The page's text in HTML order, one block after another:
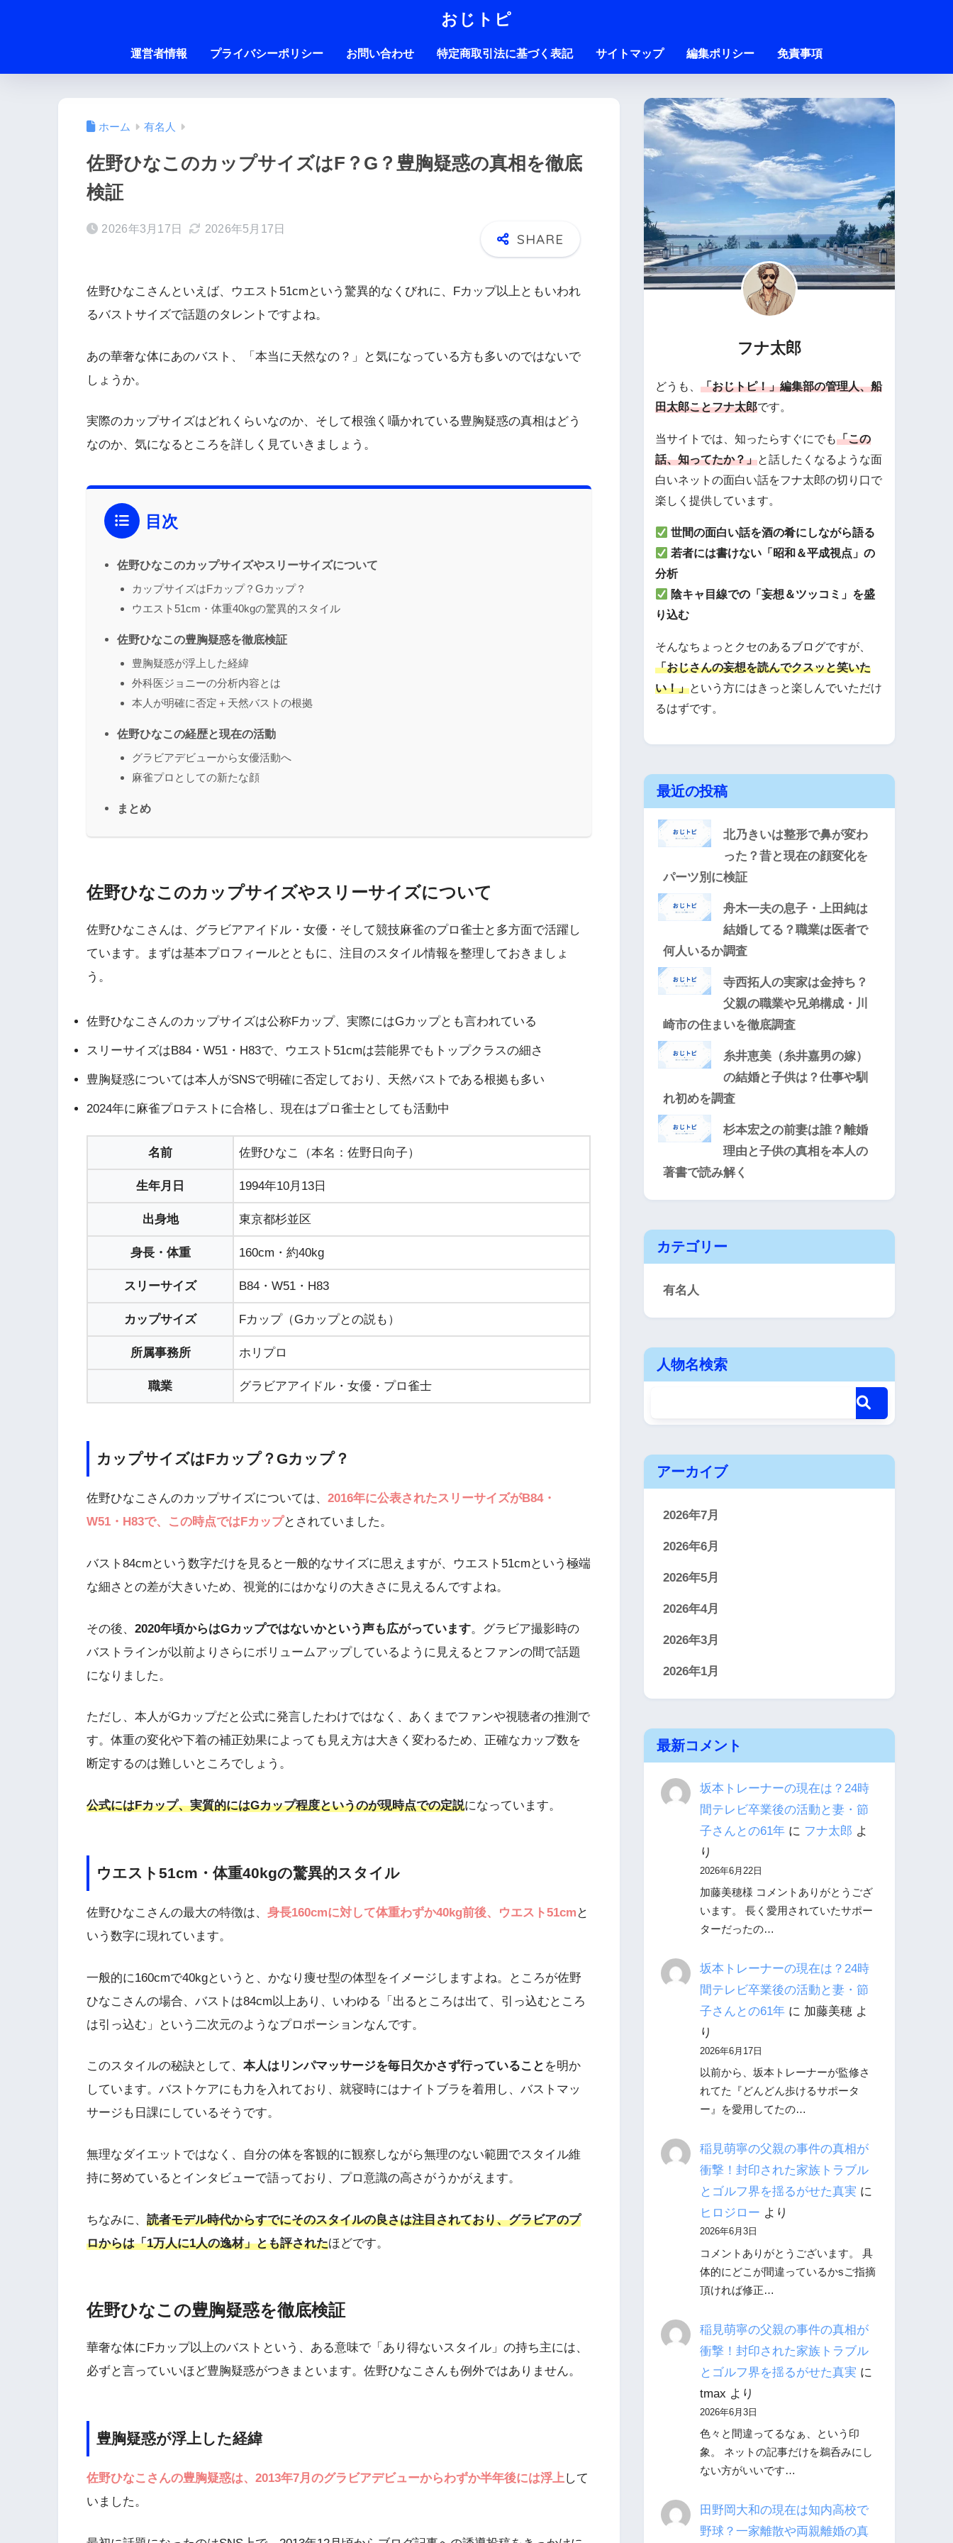
おじトピ
運営者情報 プライバシーポリシー お問い合わせ 特定商取引法に基づく表記 サイトマップ 編集ポリシー 免責事項
ホーム 有名人
佐野ひなこのカップサイズはF？G？豊胸疑惑の真相を徹底
検証
2026年3月17日 2026年5月17日
佐野ひなこさんといえば、ウエスト51cmという驚異的なくびれに、Fカップ以上ともいわれ
るバストサイズで話題のタレントですよね。
あの華奢な体にあのバスト、「本当に天然なの？」と気になっている方も多いのではないで
しょうか。
実際のカップサイズはどれくらいなのか、そして根強く囁かれている豊胸疑惑の真相はどう
なのか、気になるところを詳しく見ていきましょう。
目次
佐野ひなこのカップサイズやスリーサイズについて
カップサイズはFカップ？Gカップ？
ウエスト51cm・体重40kgの驚異的スタイル
佐野ひなこの豊胸疑惑を徹底検証
豊胸疑惑が浮上した経緯
外科医ジョニーの分析内容とは
本人が明確に否定＋天然バストの根拠
佐野ひなこの経歴と現在の活動
グラビアデビューから女優活動へ
麻雀プロとしての新たな顔
まとめ
佐野ひなこのカップサイズやスリーサイズについて
佐野ひなこさんは、グラビアアイドル・女優・そして競技麻雀のプロ雀士と多方面で活躍し
ています。まずは基本プロフィールとともに、注目のスタイル情報を整理しておきましょ
う。
佐野ひなこさんのカップサイズは公称Fカップ、実際にはGカップとも言われている
スリーサイズはB84・W51・H83で、ウエスト51cmは芸能界でもトップクラスの細さ
豊胸疑惑については本人がSNSで明確に否定しており、天然バストである根拠も多い
2024年に麻雀プロテストに合格し、現在はプロ雀士としても活動中
名前 佐野ひなこ（本名：佐野日向子）
生年月日 1994年10月13日
出身地 東京都杉並区
身長・体重 160cm・約40kg
スリーサイズ B84・W51・H83
カップサイズ Fカップ（Gカップとの説も）
所属事務所 ホリプロ
職業 グラビアアイドル・女優・プロ雀士
カップサイズはFカップ？Gカップ？
佐野ひなこさんのカップサイズについては、 2016年に公表されたスリーサイズがB84・
W51・H83で、この時点ではFカップとされていました。
バスト84cmという数字だけを見ると一般的なサイズに思えますが、ウエスト51cmという極端
な細さとの差が大きいため、視覚的にはかなりの大きさに見えるんですよね。
その後、 2020年頃からはGカップではないかという声も広がっています。グラビア撮影時の
バストラインが以前よりさらにボリュームアップしているように見えるとファンの間で話題
になりました。
ただし、本人がGカップだと公式に発言したわけではなく、あくまでファンや視聴者の推測で
す。体重の変化や下着の補正効果によっても見え方は大きく変わるため、正確なカップ数を
断定するのは難しいところでしょう。
公式にはFカップ、実質的にはGカップ程度というのが現時点での定説になっています。
ウエスト51cm・体重40kgの驚異的スタイル
佐野ひなこさんの最大の特徴は、 身長160cmに対して体重わずか40kg前後、ウエスト51cm と
いう数字に現れています。
一般的に160cmで40kgというと、かなり痩せ型の体型をイメージしますよね。ところが佐野
ひなこさんの場合、バストは84cm以上あり、いわゆる「出るところは出て、引っ込むところ
は引っ込む」という二次元のようなプロポーションなんです。
このスタイルの秘訣として、 本人はリンパマッサージを毎日欠かさず行っていること を明か
しています。バストケアにも力を入れており、就寝時にはナイトブラを着用し、バストマッ
サージも日課にしているそうです。
無理なダイエットではなく、自分の体を客観的に観察しながら無理のない範囲でスタイル維
持に努めているとインタビューで語っており、プロ意識の高さがうかがえます。
ちなみに、 読者モデル時代からすでにそのスタイルの良さは注目されており、グラビアのプ
ロからは「1万人に1人の逸材」とも評されたほどです。
佐野ひなこの豊胸疑惑を徹底検証
華奢な体にFカップ以上のバストという、ある意味で「あり得ないスタイル」の持ち主には、
必ずと言っていいほど豊胸疑惑がつきまといます。佐野ひなこさんも例外ではありません。
豊胸疑惑が浮上した経緯
佐野ひなこさんの豊胸疑惑は、2013年7月のグラビアデビューからわずか半年後には浮上して
いました。
フナ太郎
どうも、 「おじトピ！」編集部の管理人、船
田太郎ことフナ太郎です。
当サイトでは、知ったらすぐにでも「この
話、知ってたか？」と話したくなるような面
白いネットの面白い話をフナ太郎の切り口で
楽しく提供しています。
世間の面白い話を酒の肴にしながら語る
若者には書けない「昭和＆平成視点」の
分析
陰キャ目線での「妄想＆ツッコミ」を盛
り込む
そんなちょっとクセのあるブログですが、
「おじさんの妄想を読んでクスッと笑いた
い！」という方にはきっと楽しんでいただけ
るはずです。
最近の投稿
北乃きいは整形で鼻が変わ
った？昔と現在の顔変化を
パーツ別に検証
舟木一夫の息子・上田純は
結婚してる？職業は医者で
何人いるか調査
寺西拓人の実家は金持ち？
父親の職業や兄弟構成・川
崎市の住まいを徹底調査
糸井恵美（糸井嘉男の嫁）
の結婚と子供は？仕事や馴
れ初めを調査
杉本宏之の前妻は誰？離婚
理由と子供の真相を本人の
著書で読み解く
カテゴリー
有名人
人物名検索
アーカイブ
2026年7月
2026年6月
2026年5月
2026年4月
2026年3月
2026年1月
最新コメント
坂本トレーナーの現在は？24時
間テレビ卒業後の活動と妻・節
子さんとの61年に フナ太郎 よ
り
2026年6月22日
加藤美穂様 コメントありがとうござ
います。 長く愛用されていたサポー
ターだったの…
坂本トレーナーの現在は？24時
間テレビ卒業後の活動と妻・節
子さんとの61年に 加藤美穂よ
り
2026年6月17日
以前から、坂本トレーナーが監修さ
れてた『どんどん歩けるサポータ
ー』を愛用してたの…
稲見萌寧の父親の事件の真相が
衝撃！封印された家族トラブル
とゴルフ界を揺るがせた真実 に
ヒロジロー より
2026年6月3日
コメントありがとうございます。 具
体的にどこが間違っているかsご指摘
頂ければ修正…
稲見萌寧の父親の事件の真相が
衝撃！封印された家族トラブル
とゴルフ界を揺るがせた真実 に
tmax より
2026年6月3日
色々と間違ってるなぁ、という印
象。 ネットの記事だけを鵜呑みにし
ない方がいいです…
田野岡大和の現在は知内高校で
野球？一家離散や両親離婚の真